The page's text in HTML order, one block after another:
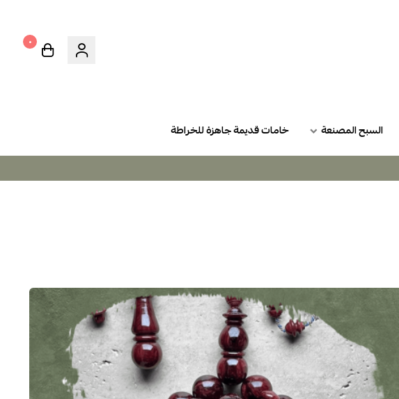
٠
السبح المصنعة خامات قديمة جاهزة للخراطة